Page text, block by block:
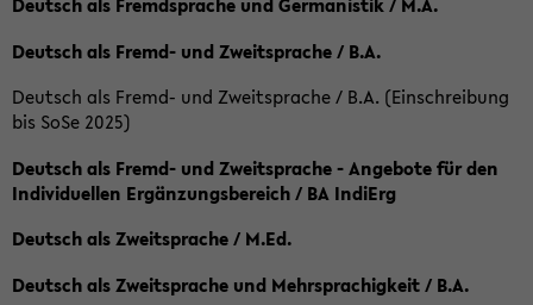
Deutsch als Fremd- und Zweitsprache / B.A.
Deutsch als Fremd- und Zweitsprache / B.A. (Einschreibung
bis SoSe 2025)
Deutsch als Fremd- und Zweitsprache - Angebote für den
Individuellen Ergänzungsbereich / BA IndiErg
Deutsch als Zweitsprache / M.Ed.
Deutsch als Zweitsprache und Mehrsprachigkeit / B.A.